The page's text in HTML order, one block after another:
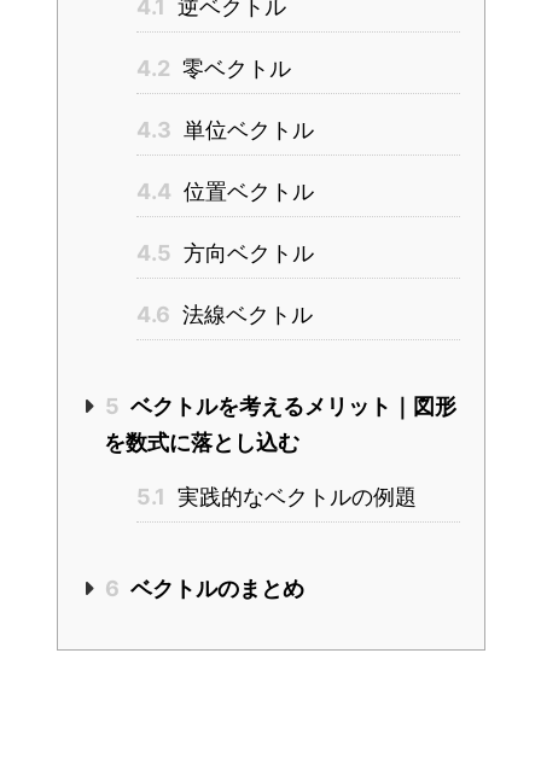
4.1 逆ベクトル
4.2 零ベクトル
4.3 単位ベクトル
4.4 位置ベクトル
4.5 方向ベクトル
4.6 法線ベクトル
5 ベクトルを考えるメリット｜図形
を数式に落とし込む
5.1 実践的なベクトルの例題
6 ベクトルのまとめ